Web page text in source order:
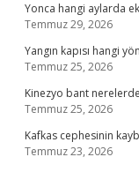
Yonca hangi aylarda
Temmuz 29, 2026
Yangın kapısı hangi
Temmuz 25, 2026
Kinezyo bant nerelerde
Temmuz 25, 2026
Kafkas cephesinin
Temmuz 23, 2026